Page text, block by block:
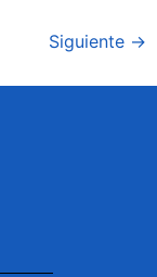
Siguiente →